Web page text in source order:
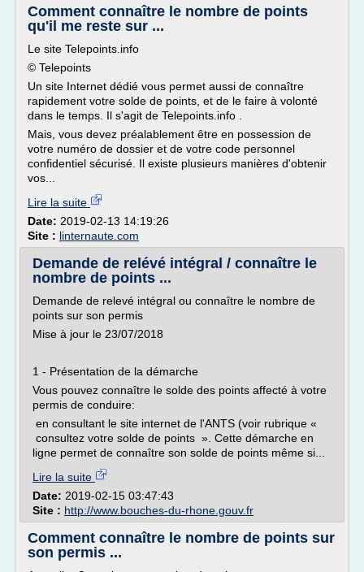
Comment connaître le nombre de points
qu'il me reste sur ...
Le site Telepoints.info
© Telepoints
Un site Internet dédié vous permet aussi de connaître
rapidement votre solde de points, et de le faire à volonté
dans le temps. Il s'agit de Telepoints.info .
Mais, vous devez préalablement être en possession de
votre numéro de dossier et de votre code personnel
confidentiel sécurisé. Il existe plusieurs manières d'obtenir
vos...
Lire la suite
Date: 2019-02-13 14:19:26
Site : linternaute.com
Demande de relévé intégral / connaître le
nombre de points ...
Demande de relevé intégral ou connaître le nombre de
points sur son permis
Mise à jour le 23/07/2018
1 - Présentation de la démarche
Vous pouvez connaître le solde des points affecté à votre
permis de conduire:
en consultant le site internet de l'ANTS (voir rubrique «
consultez votre solde de points ». Cette démarche en
ligne permet de connaître son solde de points même si...
Lire la suite
Date: 2019-02-15 03:47:43
Site : http://www.bouches-du-rhone.gouv.fr
Comment connaître le nombre de points sur
son permis ...